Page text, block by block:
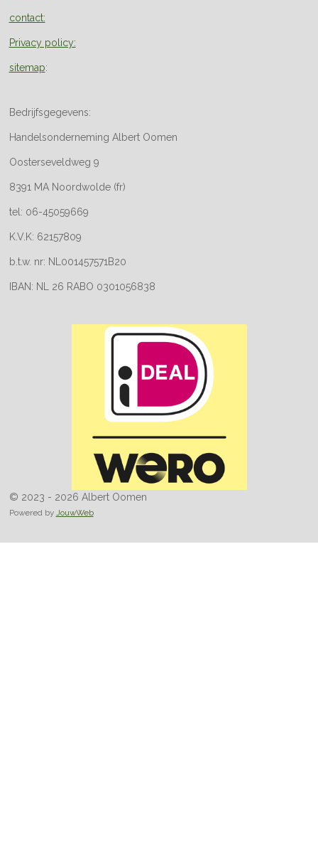
contact:
Privacy policy:
sitemap:
Bedrijfsgegevens:
Handelsonderneming Albert Oomen
Oosterseveldweg 9
8391 MA Noordwolde (fr)
tel: 06-45059669
K.V.K: 62157809
b.t.w. nr: NL001457571B20
IBAN: NL 26 RABO 0301056838
© 2023 - 2026 Albert Oomen
Powered by JouwWeb